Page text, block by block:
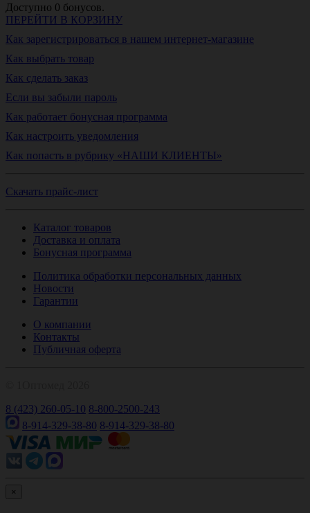
Доступно 0 бонусов.
ПЕРЕЙТИ В КОРЗИНУ
Как зарегистрироваться в нашем интернет-магазине
Как выбрать товар
Как сделать заказ
Если вы забыли пароль
Как работает бонусная программа
Как настроить уведомления
Как попасть в рубрику «НАШИ КЛИЕНТЫ»
Скачать прайс-лист
Каталог товаров
Доставка и оплата
Бонусная программа
Политика обработки персональных данных
Новости
Гарантии
О компании
Контакты
Публичная оферта
8 (423) 260-05-10 8-800-2500-243
8-914-329-38-80 8-914-329-38-80
×